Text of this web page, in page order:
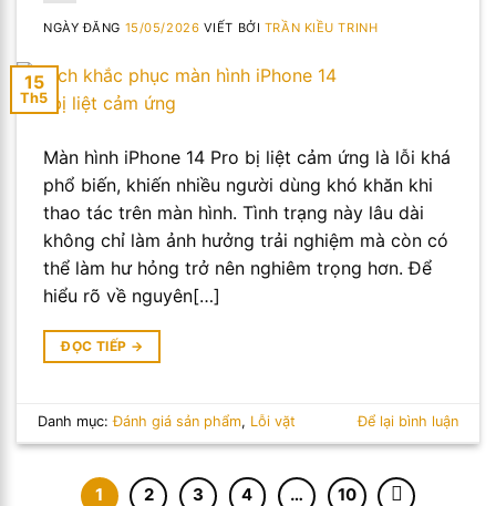
NGÀY ĐĂNG 15/05/2026 VIẾT BỞI TRẦN KIỀU TRINH
15
Th5
Màn hình iPhone 14 Pro bị liệt cảm ứng là lỗi khá
phổ biến, khiến nhiều người dùng khó khăn khi
thao tác trên màn hình. Tình trạng này lâu dài
không chỉ làm ảnh hưởng trải nghiệm mà còn có
thể làm hư hỏng trở nên nghiêm trọng hơn. Để
hiểu rõ về nguyên[…]
ĐỌC TIẾP →
Danh mục:Đánh giá sản phẩm, Lỗi vặt Để lại bình luận
1 2 3 4 … 10